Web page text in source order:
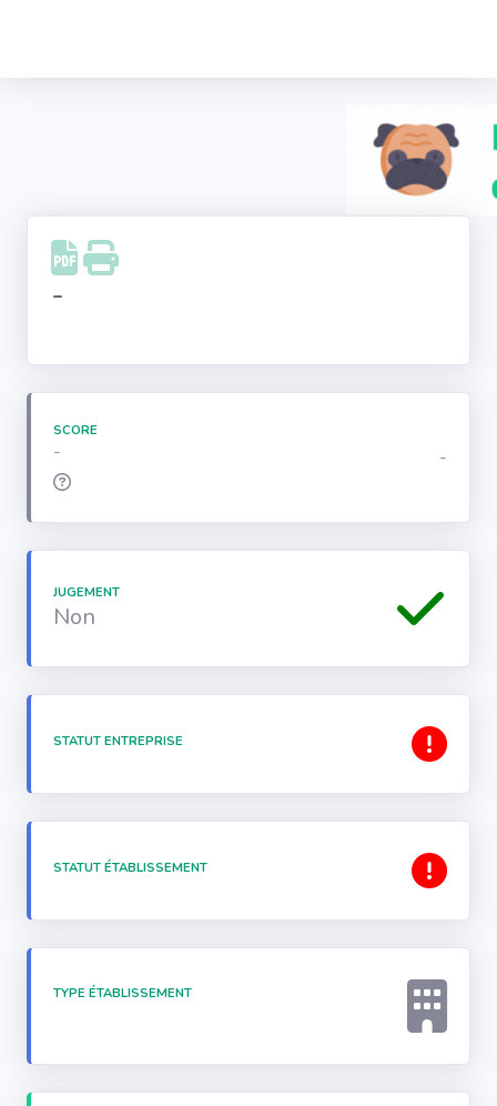
Facebook
Instagram
-
SCORE
- -
JUGEMENT
Non
STATUT ENTREPRISE
STATUT ÉTABLISSEMENT
TYPE ÉTABLISSEMENT